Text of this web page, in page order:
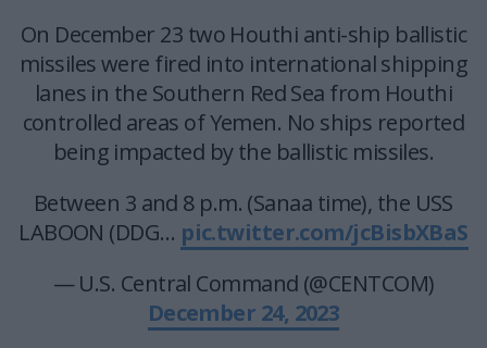
On December 23 two Houthi anti-ship ballistic
missiles were fired into international shipping
lanes in the Southern Red Sea from Houthi
controlled areas of Yemen. No ships reported
being impacted by the ballistic missiles.
Between 3 and 8 p.m. (Sanaa time), the USS
LABOON (DDG… pic.twitter.com/jcBisbXBaS
— U.S. Central Command (@CENTCOM)
December 24, 2023